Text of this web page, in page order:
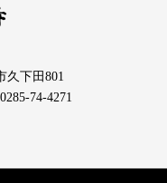
久下田801
74-4271